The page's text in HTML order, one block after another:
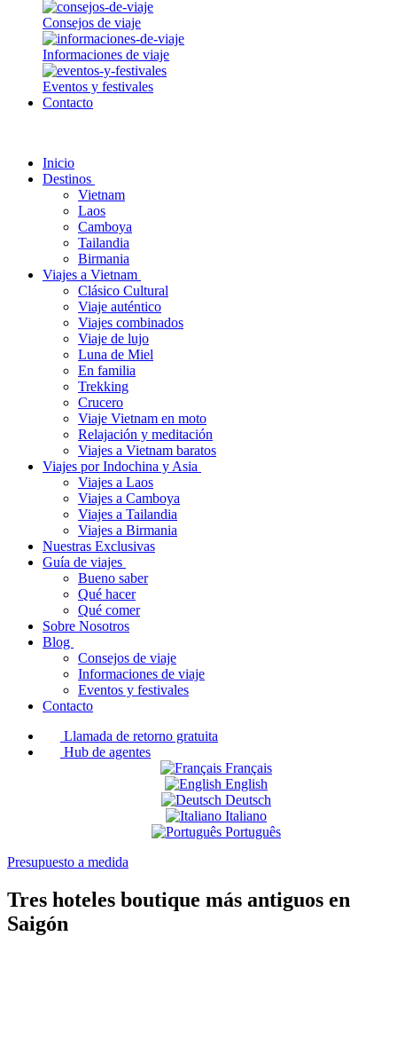
Consejos de viaje
Informaciones de viaje
Eventos y festivales
Contacto
Inicio
Destinos
Vietnam
Laos
Camboya
Tailandia
Birmania
Viajes a Vietnam
Clásico Cultural
Viaje auténtico
Viajes combinados
Viaje de lujo
Luna de Miel
En familia
Trekking
Crucero
Viaje Vietnam en moto
Relajación y meditación
Viajes a Vietnam baratos
Viajes por Indochina y Asia
Viajes a Laos
Viajes a Camboya
Viajes a Tailandia
Viajes a Birmania
Nuestras Exclusivas
Guía de viajes
Bueno saber
Qué hacer
Qué comer
Sobre Nosotros
Blog
Consejos de viaje
Informaciones de viaje
Eventos y festivales
Contacto
Llamada de retorno gratuita
Hub de agentes
Français
English
Deutsch
Italiano
Português
Presupuesto a medida
Tres hoteles boutique más antiguos en
Saigón